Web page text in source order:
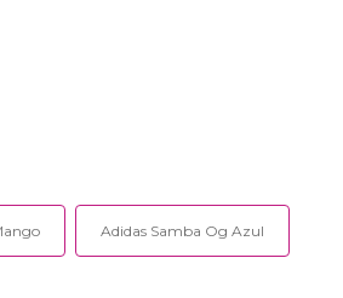
Adidas Samba Og Azul